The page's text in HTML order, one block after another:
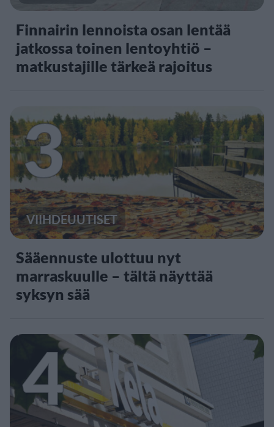
Finnairin lennoista osan lentää
jatkossa toinen lentoyhtiö –
matkustajille tärkeä rajoitus
3
VIIHDEUUTISET
Sääennuste ulottuu nyt
marraskuulle – tältä näyttää
syksyn sää
4